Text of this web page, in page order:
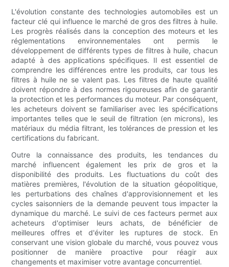
L'évolution constante des technologies automobiles est un
facteur clé qui influence le marché de gros des filtres à huile.
Les progrès réalisés dans la conception des moteurs et les
réglementations environnementales ont permis le
développement de différents types de filtres à huile, chacun
adapté à des applications spécifiques. Il est essentiel de
comprendre les différences entre les produits, car tous les
filtres à huile ne se valent pas. Les filtres de haute qualité
doivent répondre à des normes rigoureuses afin de garantir
la protection et les performances du moteur. Par conséquent,
les acheteurs doivent se familiariser avec les spécifications
importantes telles que le seuil de filtration (en microns), les
matériaux du média filtrant, les tolérances de pression et les
certifications du fabricant.
Outre la connaissance des produits, les tendances du
marché influencent également les prix de gros et la
disponibilité des produits. Les fluctuations du coût des
matières premières, l'évolution de la situation géopolitique,
les perturbations des chaînes d'approvisionnement et les
cycles saisonniers de la demande peuvent tous impacter la
dynamique du marché. Le suivi de ces facteurs permet aux
acheteurs d'optimiser leurs achats, de bénéficier de
meilleures offres et d'éviter les ruptures de stock. En
conservant une vision globale du marché, vous pouvez vous
positionner de manière proactive pour réagir aux
changements et maximiser votre avantage concurrentiel.